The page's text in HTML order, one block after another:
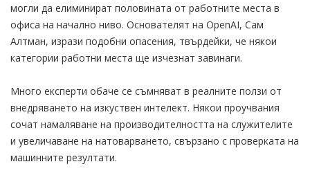
могли да елиминират половината от работните места в
офиса на начално ниво. Основателят на OpenAI, Сам
Алтман, изрази подобни опасения, твърдейки, че някои
категории работни места ще изчезнат завинаги.
Много експерти обаче се съмняват в реалните ползи от
внедряването на изкуствен интелект. Някои проучвания
сочат намаляване на производителността на служителите
и увеличаване на натоварването, свързано с проверката на
машинните резултати.